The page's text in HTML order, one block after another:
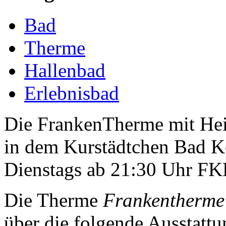
Bad
Therme
Hallenbad
Erlebnisbad
Die FrankenTherme mit
in dem Kurstädtchen Bad
Dienstags ab 21:30 Uhr
Die Therme